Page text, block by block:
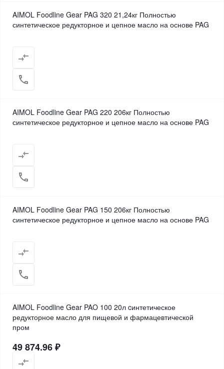
AIMOL Foodline Gear PAG 320 21,24кг Полностью
синтетическое редукторное и цепное масло на основе PAG
AIMOL Foodline Gear PAG 220 206кг Полностью
синтетическое редукторное и цепное масло на основе PAG
AIMOL Foodline Gear PAG 150 206кг Полностью
синтетическое редукторное и цепное масло на основе PAG
AIMOL Foodline Gear PAO 100 20л cинтетическое
редукторное масло для пищевой и фармацевтической
пром
49 874.96 ₽